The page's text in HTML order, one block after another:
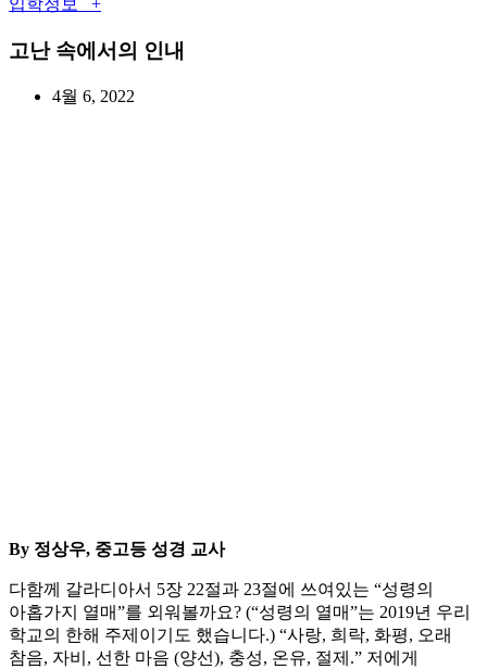
입학정보 +
고난 속에서의 인내
4월 6, 2022
By 정상우, 중고등 성경 교사
다함께 갈라디아서 5장 22절과 23절에 쓰여있는 “성령의
아홉가지 열매”를 외워볼까요? (“성령의 열매”는 2019년 우리
학교의 한해 주제이기도 했습니다.) “사랑, 희락, 화평, 오래
참음, 자비, 선한 마음 (양선), 충성, 온유, 절제.” 저에게